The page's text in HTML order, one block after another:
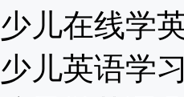
少儿在线学
少儿英语学